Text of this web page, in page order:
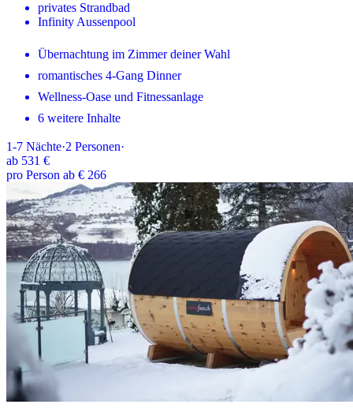
privates Strandbad
Infinity Aussenpool
Übernachtung im Zimmer deiner Wahl
romantisches 4-Gang Dinner
Wellness-Oase und Fitnessanlage
6 weitere Inhalte
1-7 Nächte·2 Personen·
ab 531 €
pro Person ab € 266